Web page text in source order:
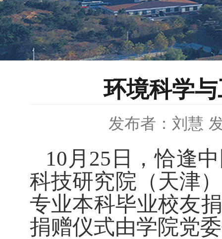
环境科学
发布者：刘慧
10月 25日，恰逢
科技研究院（天津
专业本科毕业校友
捐赠仪式由学院党